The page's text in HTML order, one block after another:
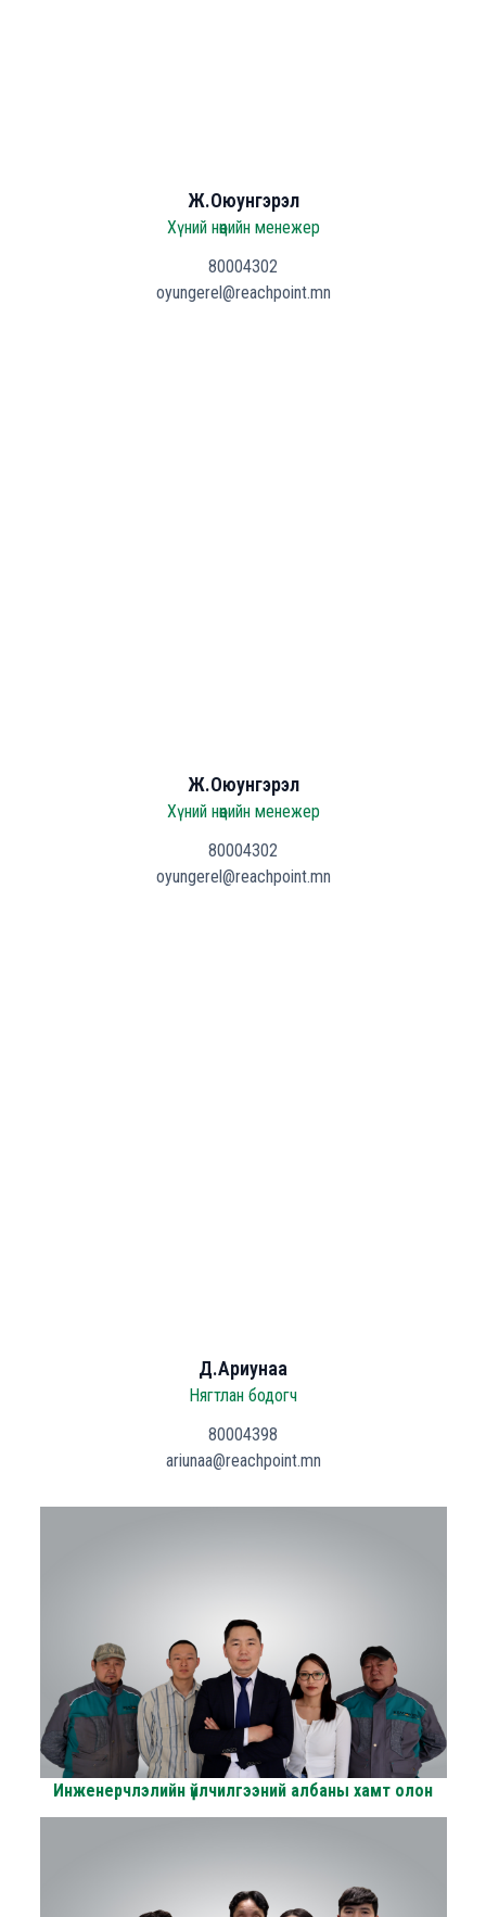
Ж.Оюунгэрэл
Хүний нөөцийн менежер
80004302
oyungerel@reachpoint.mn
Ж.Оюунгэрэл
Хүний нөөцийн менежер
80004302
oyungerel@reachpoint.mn
Д.Ариунаа
Нягтлан бодогч
80004398
ariunaa@reachpoint.mn
Инженерчлэлийн үйлчилгээний албаны хамт олон